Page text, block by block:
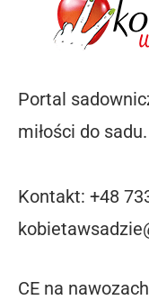
Portal
miłości do sadu.
Kontakt: +48
CE na